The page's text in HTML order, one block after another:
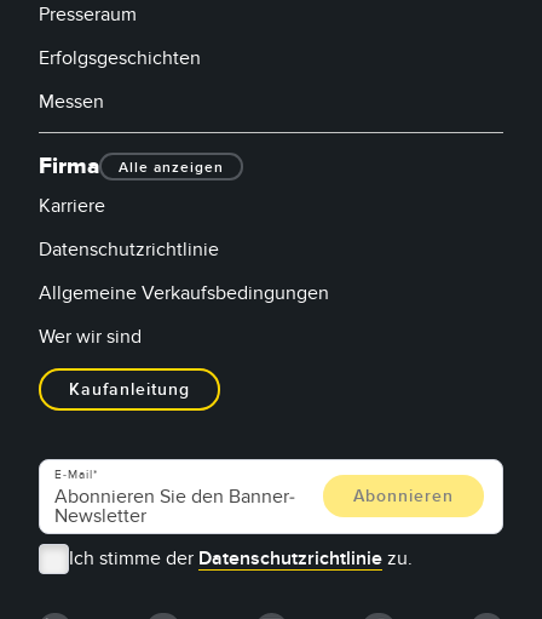
Presseraum
Erfolgsgeschichten
Messen
Firma Alle anzeigen
Karriere
Datenschutzrichtlinie
Allgemeine Verkaufsbedingungen
Wer wir sind
Kaufanleitung
E-Mail
Ich stimme der Datenschutzrichtlinie zu.